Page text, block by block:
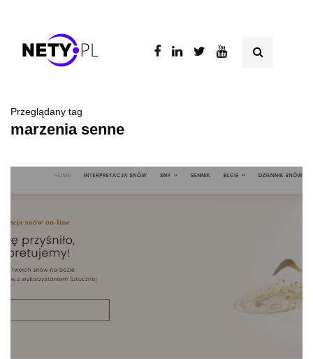
Przeglądany tag
marzenia senne